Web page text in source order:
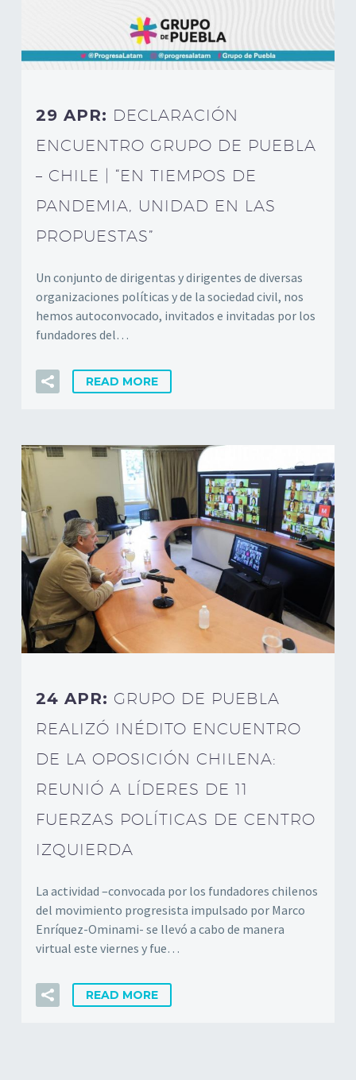
29 APR: DECLARACIÓN
ENCUENTRO GRUPO DE PUEBLA
– CHILE | “EN TIEMPOS DE
PANDEMIA, UNIDAD EN LAS
PROPUESTAS”
Un conjunto de dirigentas y dirigentes de diversas
organizaciones políticas y de la sociedad civil, nos
hemos autoconvocado, invitados e invitadas por los
fundadores del…
READ MORE
24 APR: GRUPO DE PUEBLA
REALIZÓ INÉDITO ENCUENTRO
DE LA OPOSICIÓN CHILENA:
REUNIÓ A LÍDERES DE 11
FUERZAS POLÍTICAS DE CENTRO
IZQUIERDA
La actividad –convocada por los fundadores chilenos
del movimiento progresista impulsado por Marco
Enríquez-Ominami- se llevó a cabo de manera
virtual este viernes y fue…
READ MORE